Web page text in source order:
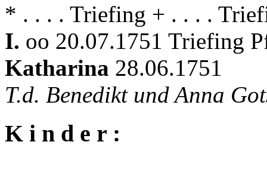
* . . . . Triefing + . . . .
I. oo 20.07.1751 Triefing
Katharina 28.06.1751
T.d. Benedikt und Anna
K i n d e r :